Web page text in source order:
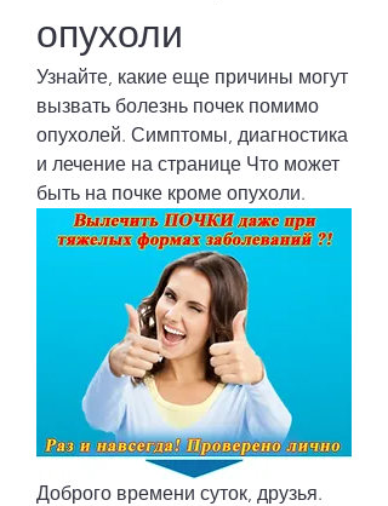
опухоли
Узнайте, какие еще причины могут
вызвать болезнь почек помимо
опухолей. Симптомы, диагностика
и лечение на странице Что может
быть на почке кроме опухоли.
Доброго времени суток, друзья.